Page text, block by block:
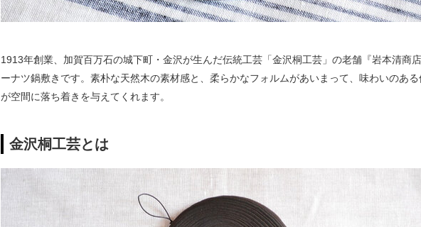
1913年創業、加賀百万石の城下町・金沢が生んだ伝統工芸「金沢桐工芸」の老舗『岩本清商
ーナツ鍋敷きです。素朴な天然木の素材感と、柔らかなフォルムがあいまって、味わいのあ
が空間に落ち着きを与えてくれます。
金沢桐工芸とは